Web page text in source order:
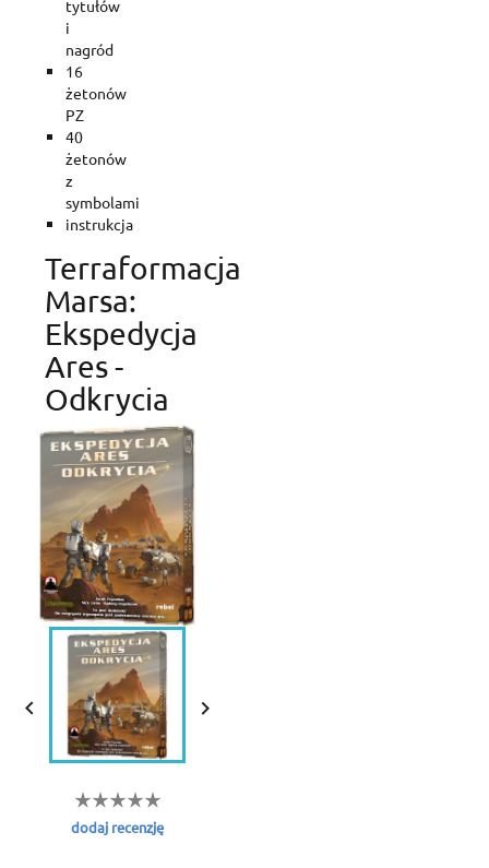
Add to wishlist
add_circle_outline Create new list
Create wishlist
Wishlist name
Sign in
tytułów
i
nagród
16
żetonów
PZ
40
żetonów
z
symbolami
instrukcja
Terraformacja
Marsa:
Ekspedycja
Ares -
Odkrycia
 
dodaj recenzję